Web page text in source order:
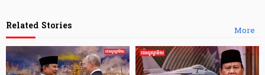
More
Related Stories